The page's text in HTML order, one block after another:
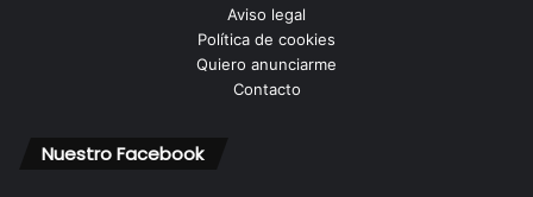
Aviso legal
Política de cookies
Quiero anunciarme
Contacto
Nuestro Facebook